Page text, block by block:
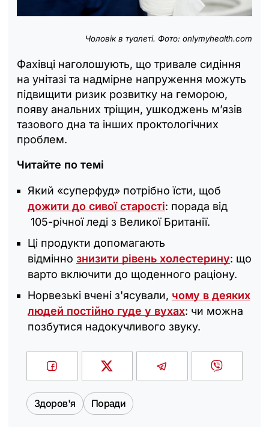
Чоловік в туалеті. Фото: onlymyhealth.com
Фахівці наголошують, що тривале сидіння
на унітазі та надмірне напруження можуть
підвищити ризик розвитку на геморою,
появу анальних тріщин, ушкоджень м’язів
тазового дна та інших проктологічних
проблем.
Читайте по темі
Який «суперфуд» потрібно їсти, щоб
дожити до сивої старості: порада від
105-річної леді з Великої Британії.
Ці продукти допомагають
відмінно знизити рівень холестерину: що
варто включити до щоденного раціону.
Норвезькі вчені з'ясували, чому в деяких
людей постійно гуде у вухах: чи можна
позбутися надокучливого звуку.
Здоров'я Поради